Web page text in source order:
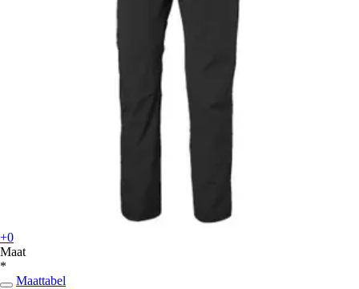
+0
Maat
*
Maattabel